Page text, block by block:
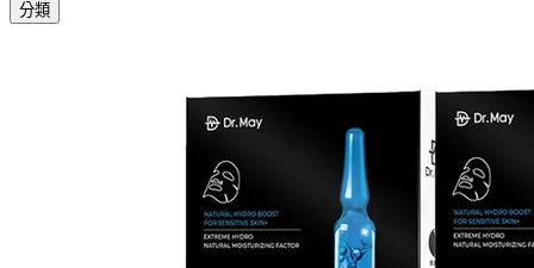
分類